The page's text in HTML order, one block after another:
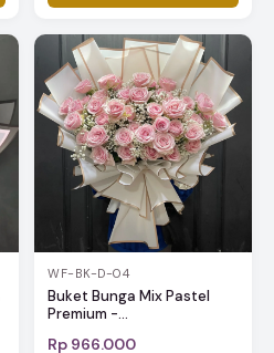
WF-BK-D-04
Buket Bunga Mix Pastel
Premium -...
Rp 966.000